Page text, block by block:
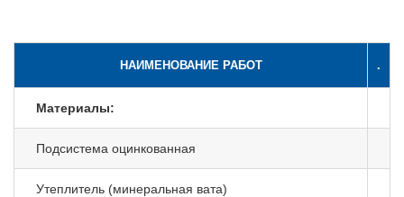
НАИМЕНОВАНИЕ РАБОТ .
Материалы:
Подсистема оцинкованная
Утеплитель (минеральная вата)